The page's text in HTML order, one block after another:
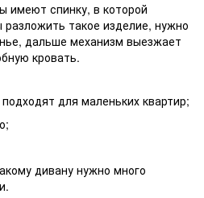
имеют спинку, в которой
такое изделие, нужно
дальше механизм выезжает
кровать.
для маленьких квартир;
дивану нужно много